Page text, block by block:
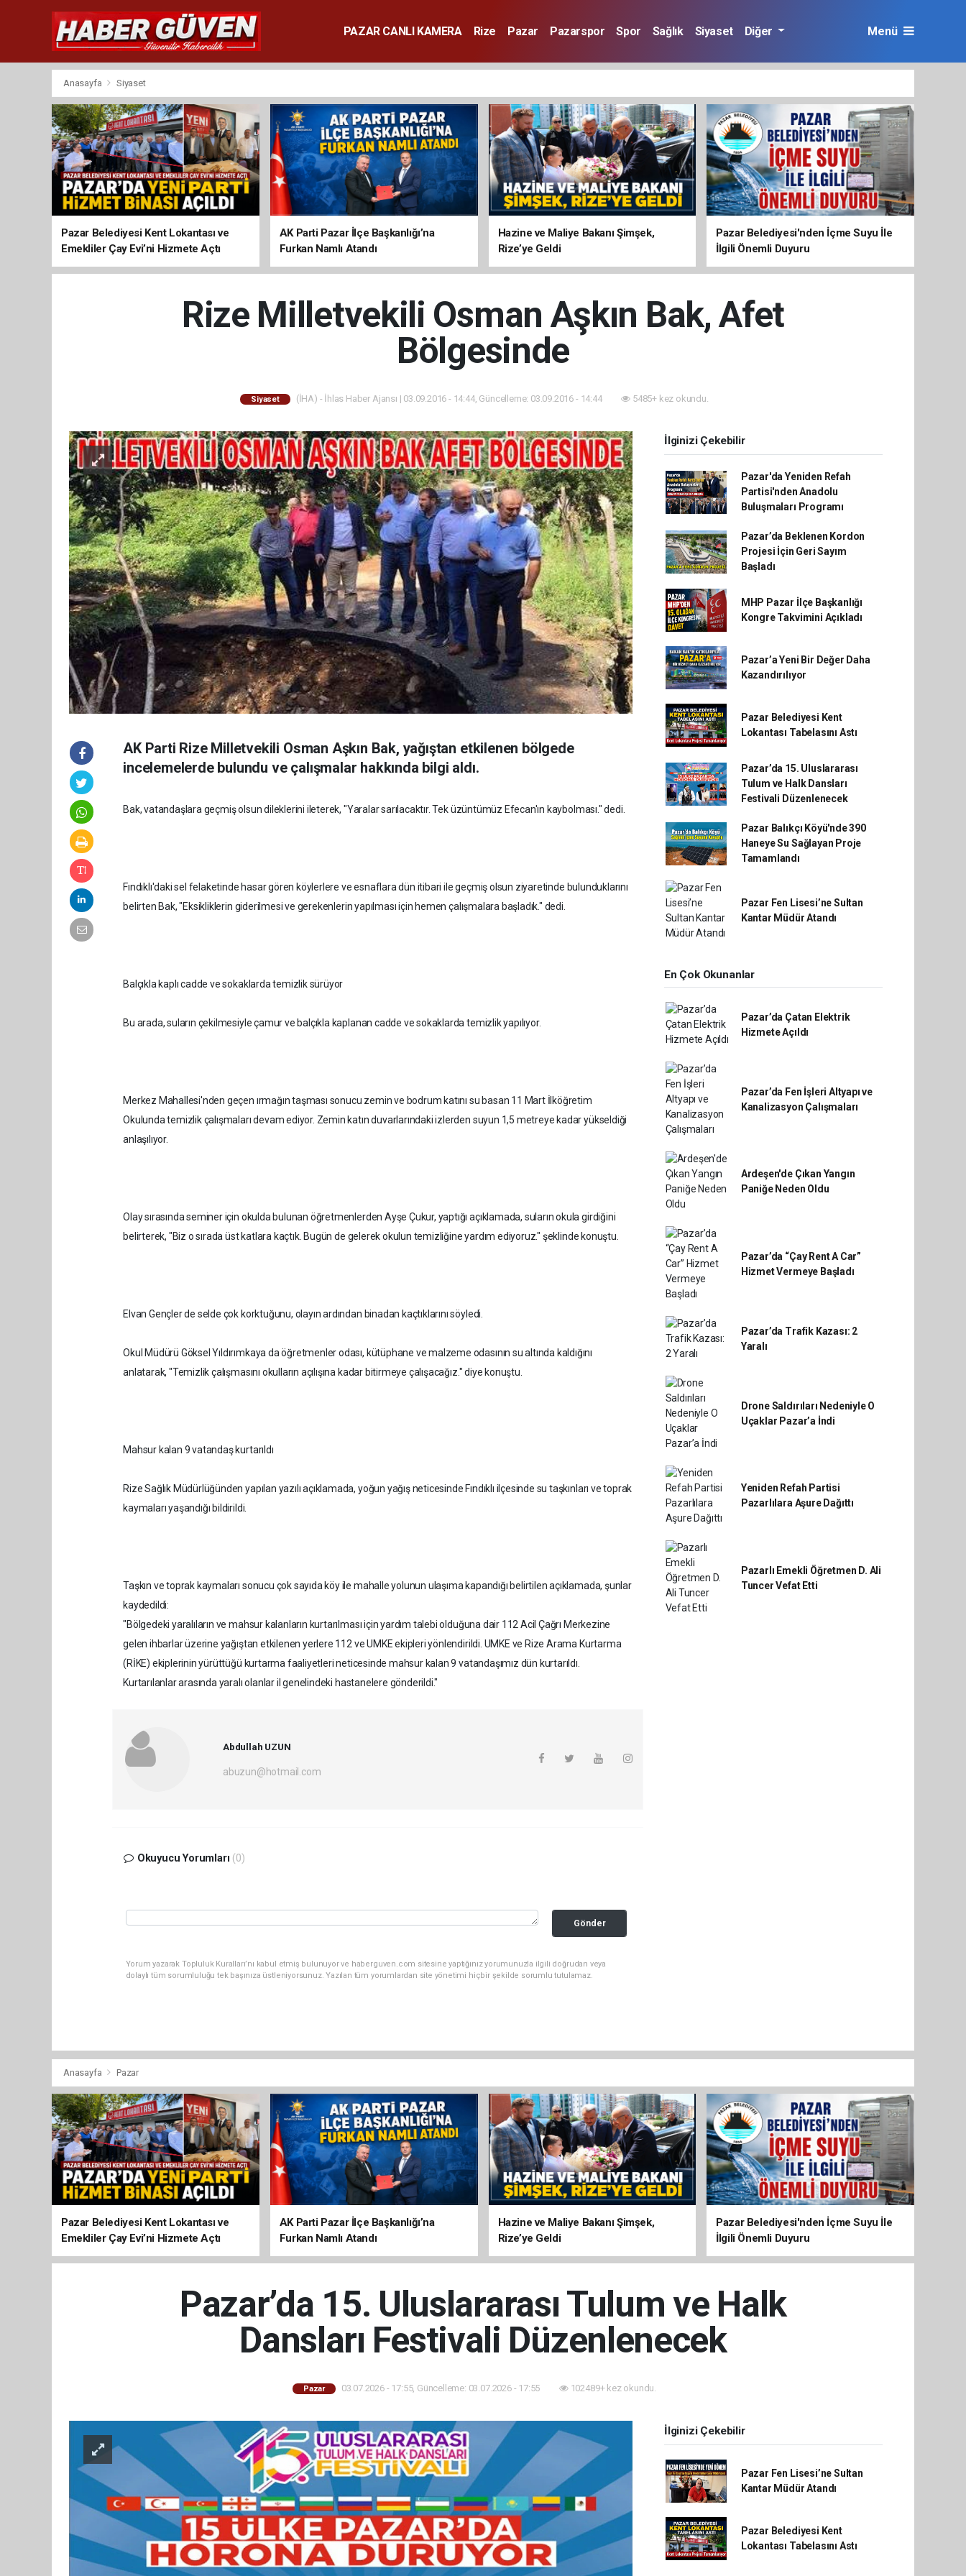
PAZAR CANLI KAMERA Rize Pazar Pazarspor Spor Sağlık Siyaset Diğer Menü
Anasayfa Siyaset
Pazar Belediyesi Kent Lokantası ve
Emekliler Çay Evi’ni Hizmete Açtı
AK Parti Pazar İlçe Başkanlığı’na
Furkan Namlı Atandı
Hazine ve Maliye Bakanı Şimşek,
Rize’ye Geldi
Pazar Belediyesi'nden İçme Suyu İle
İlgili Önemli Duyuru
Rize Milletvekili Osman Aşkın Bak, Afet
Bölgesinde
Siyaset (İHA) - İhlas Haber Ajansı | 03.09.2016 - 14:44, Güncelleme: 03.09.2016 - 14:44 5485+ kez okundu.
AK Parti Rize Milletvekili Osman Aşkın Bak, yağıştan etkilenen bölgede
incelemelerde bulundu ve çalışmalar hakkında bilgi aldı.
Bak, vatandaşlara geçmiş olsun dileklerini ileterek, "Yaralar sarılacaktır. Tek üzüntümüz Efecan'ın kaybolması." dedi.
Fındıklı'daki sel felaketinde hasar gören köylerlere ve esnaflara dün itibari ile geçmiş olsun ziyaretinde bulunduklarını
belirten Bak, "Eksikliklerin giderilmesi ve gerekenlerin yapılması için hemen çalışmalara başladık." dedi.
Balçıkla kaplı cadde ve sokaklarda temizlik sürüyor
Bu arada, suların çekilmesiyle çamur ve balçıkla kaplanan cadde ve sokaklarda temizlik yapılıyor.
Merkez Mahallesi'nden geçen ırmağın taşması sonucu zemin ve bodrum katını su basan 11 Mart İlköğretim
Okulunda temizlik çalışmaları devam ediyor. Zemin katın duvarlarındaki izlerden suyun 1,5 metreye kadar yükseldiği
anlaşılıyor.
Olay sırasında seminer için okulda bulunan öğretmenlerden Ayşe Çukur, yaptığı açıklamada, suların okula girdiğini
belirterek, "Biz o sırada üst katlara kaçtık. Bugün de gelerek okulun temizliğine yardım ediyoruz." şeklinde konuştu.
Elvan Gençler de selde çok korktuğunu, olayın ardından binadan kaçtıklarını söyledi.
Okul Müdürü Göksel Yıldırımkaya da öğretmenler odası, kütüphane ve malzeme odasının su altında kaldığını
anlatarak, "Temizlik çalışmasını okulların açılışına kadar bitirmeye çalışacağız." diye konuştu.
Mahsur kalan 9 vatandaş kurtarıldı
Rize Sağlık Müdürlüğünden yapılan yazılı açıklamada, yoğun yağış neticesinde Fındıklı ilçesinde su taşkınları ve toprak
kaymaları yaşandığı bildirildi.
Taşkın ve toprak kaymaları sonucu çok sayıda köy ile mahalle yolunun ulaşıma kapandığı belirtilen açıklamada, şunlar
kaydedildi:
"Bölgedeki yaralıların ve mahsur kalanların kurtarılması için yardım talebi olduğuna dair 112 Acil Çağrı Merkezine
gelen ihbarlar üzerine yağıştan etkilenen yerlere 112 ve UMKE ekipleri yönlendirildi. UMKE ve Rize Arama Kurtarma
(RİKE) ekiplerinin yürüttüğü kurtarma faaliyetleri neticesinde mahsur kalan 9 vatandaşımız dün kurtarıldı.
Kurtarılanlar arasında yaralı olanlar il genelindeki hastanelere gönderildi."
Abdullah UZUN
abuzun@hotmail.com
Okuyucu Yorumları (0)
Gönder
Yorum yazarak Topluluk Kuralları’nı kabul etmiş bulunuyor ve haberguven.com sitesine yaptığınız yorumunuzla ilgili doğrudan veya
dolaylı tüm sorumluluğu tek başınıza üstleniyorsunuz. Yazılan tüm yorumlardan site yönetimi hiçbir şekilde sorumlu tutulamaz.
İlginizi Çekebilir
Pazar'da Yeniden Refah
Partisi'nden Anadolu
Buluşmaları Programı
Pazar’da Beklenen Kordon
Projesi İçin Geri Sayım
Başladı
MHP Pazar İlçe Başkanlığı
Kongre Takvimini Açıkladı
Pazar’a Yeni Bir Değer Daha
Kazandırılıyor
Pazar Belediyesi Kent
Lokantası Tabelasını Astı
Pazar’da 15. Uluslararası
Tulum ve Halk Dansları
Festivali Düzenlenecek
Pazar Balıkçı Köyü'nde 390
Haneye Su Sağlayan Proje
Tamamlandı
Pazar Fen Lisesi’ne Sultan
Kantar Müdür Atandı
En Çok Okunanlar
Pazar’da Çatan Elektrik
Hizmete Açıldı
Pazar’da Fen İşleri Altyapı ve
Kanalizasyon Çalışmaları
Ardeşen'de Çıkan Yangın
Paniğe Neden Oldu
Pazar’da “Çay Rent A Car”
Hizmet Vermeye Başladı
Pazar’da Trafik Kazası: 2
Yaralı
Drone Saldırıları Nedeniyle O
Uçaklar Pazar’a İndi
Yeniden Refah Partisi
Pazarlılara Aşure Dağıttı
Pazarlı Emekli Öğretmen D. Ali
Tuncer Vefat Etti
Anasayfa Pazar
Pazar Belediyesi Kent Lokantası ve
Emekliler Çay Evi’ni Hizmete Açtı
AK Parti Pazar İlçe Başkanlığı’na
Furkan Namlı Atandı
Hazine ve Maliye Bakanı Şimşek,
Rize’ye Geldi
Pazar Belediyesi'nden İçme Suyu İle
İlgili Önemli Duyuru
Pazar’da 15. Uluslararası Tulum ve Halk
Dansları Festivali Düzenlenecek
Pazar 03.07.2026 - 17:55, Güncelleme: 03.07.2026 - 17:55 102489+ kez okundu.
İlginizi Çekebilir
Pazar Fen Lisesi’ne Sultan
Kantar Müdür Atandı
Pazar Belediyesi Kent
Lokantası Tabelasını Astı